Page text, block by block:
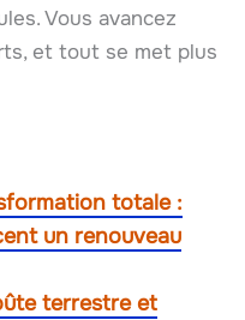
Vous avancez
et tout se met plus
totale :
un renouveau
terrestre et